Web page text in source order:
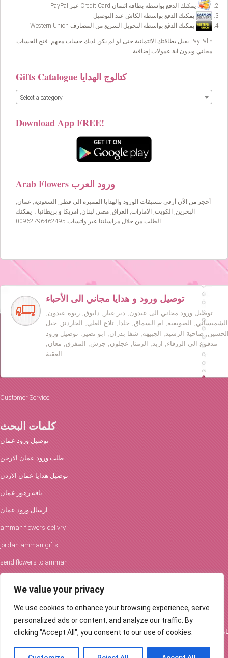
We value your privacy
We use cookies to enhance your browsing experience, serve
personalized ads or content, and analyze our traffic. By
clicking "Accept All", you consent to our use of cookies.
يمكنك الدفع بواسطة بطاقة ائتمان Credit Card عبر PayPal
يمكنك الدفع بواسطة الكاش عند التوصيل
يمكنك الدفع بواسطة التحويل السريع من المصارف Western Union
* PayPal يقبل بطاقتك الائتمانية حتى لو لم يكن لديك حساب معهم, فتح الحساب
مجاني وبدون اية عمولات إضافية!
Gifts Catalogue كتالوج الهدايا
Select a category
Download App FREE!
Arab Flowers ورود العرب
أحجز من الآن أرقى تنسيقات الورود والهدايا المميزة الى قطر, السعودية, عمان,
البحرين, الكويت, الامارات, العراق, مصر, لبنان, امريكا و بريطانيا… يمكنك
الطلب من خلال مراسلتنا عبر واتساب 00962796462495
توصيل ورود و هدايا مجاني الى الأحباء
توصيل ورود مجاني الى عبدون, دير غبار, دابوق, ربوه عبدون,
الشميساني, الصويفية, ام السماق, خلدا, تلاع العلي, الجاردنز, جبل
ضاحية الرشيد, الجبيهه, شفا بدران, ابو نصير. توصيل ورود
مدفوع الى الزرقاء, اربد, الرمثا, عجلون, جرش, المفرق, معان,
Customer Service
كلمات البحث
توصيل ورود عمان
طلب ورود عمان الارجن
توصيل هدايا عمان الاردن
باقه زهور عمان
ارسال ورود عمان
amman flowers delivry
jordan amman gifts
send flowers to amman
افكار الورود والحفلات
توصيل ورود عمان
Flowers Delivery in Amman